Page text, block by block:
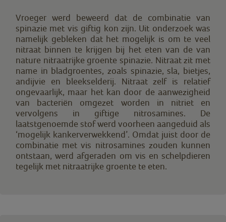
Vroeger werd beweerd dat de combinatie van
spinazie met vis giftig kon zijn. Uit onderzoek was
namelijk gebleken dat het mogelijk is om te veel
nitraat binnen te krijgen bij het eten van de van
nature nitraatrijke groente spinazie. Nitraat zit met
name in bladgroentes, zoals spinazie, sla, bietjes,
andijvie en bleekselderij. Nitraat zelf is relatief
ongevaarlijk, maar het kan door de aanwezigheid
van bacteriën omgezet worden in nitriet en
vervolgens in giftige nitrosamines. De
laatstgenoemde stof werd voorheen aangeduid als
‘mogelijk kankerverwekkend’. Omdat juist door de
combinatie met vis nitrosamines zouden kunnen
ontstaan, werd afgeraden om vis en schelpdieren
tegelijk met nitraatrijke groente te eten.